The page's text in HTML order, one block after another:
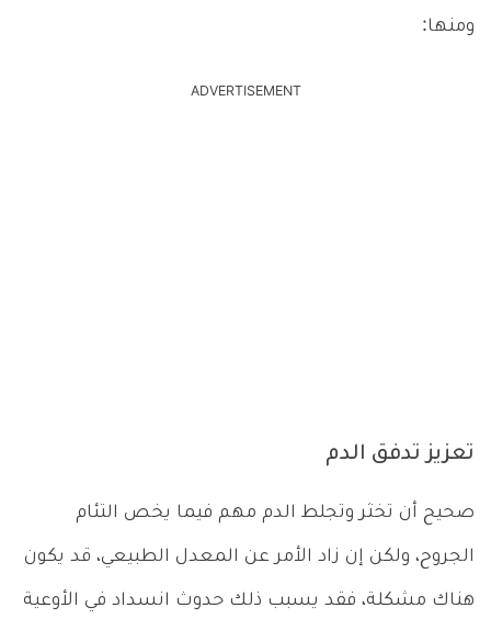
ومنها:
ADVERTISEMENT
تعزيز تدفق الدم
صحيح أن تخثر وتجلط الدم مهم فيما يخص التئام
الجروح، ولكن إن زاد الأمر عن المعدل الطبيعي، قد يكون
هناك مشكلة، فقد يسبب ذلك حدوث انسداد في الأوعية